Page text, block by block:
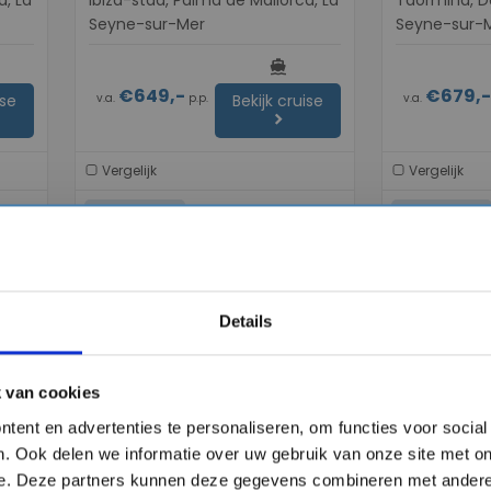
Details
van cookies
en advertenties te personaliseren, om functies voor
Ook delen we informatie over uw gebruik van onze site met
Deze partners kunnen deze gegevens combineren met
Seyne-sur-Mer
v.a.€649,- p.p.
directions_boat
Bekijk cruise
chevron_right
Vergelijk
#Familiecruises
Seyne-sur-
v.a. €679,-
Vergelijk
#Familiecruises
favorite
chevron_right
favorite